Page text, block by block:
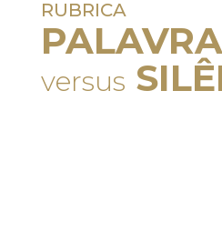
RUBRICA
PALAVRA
versus